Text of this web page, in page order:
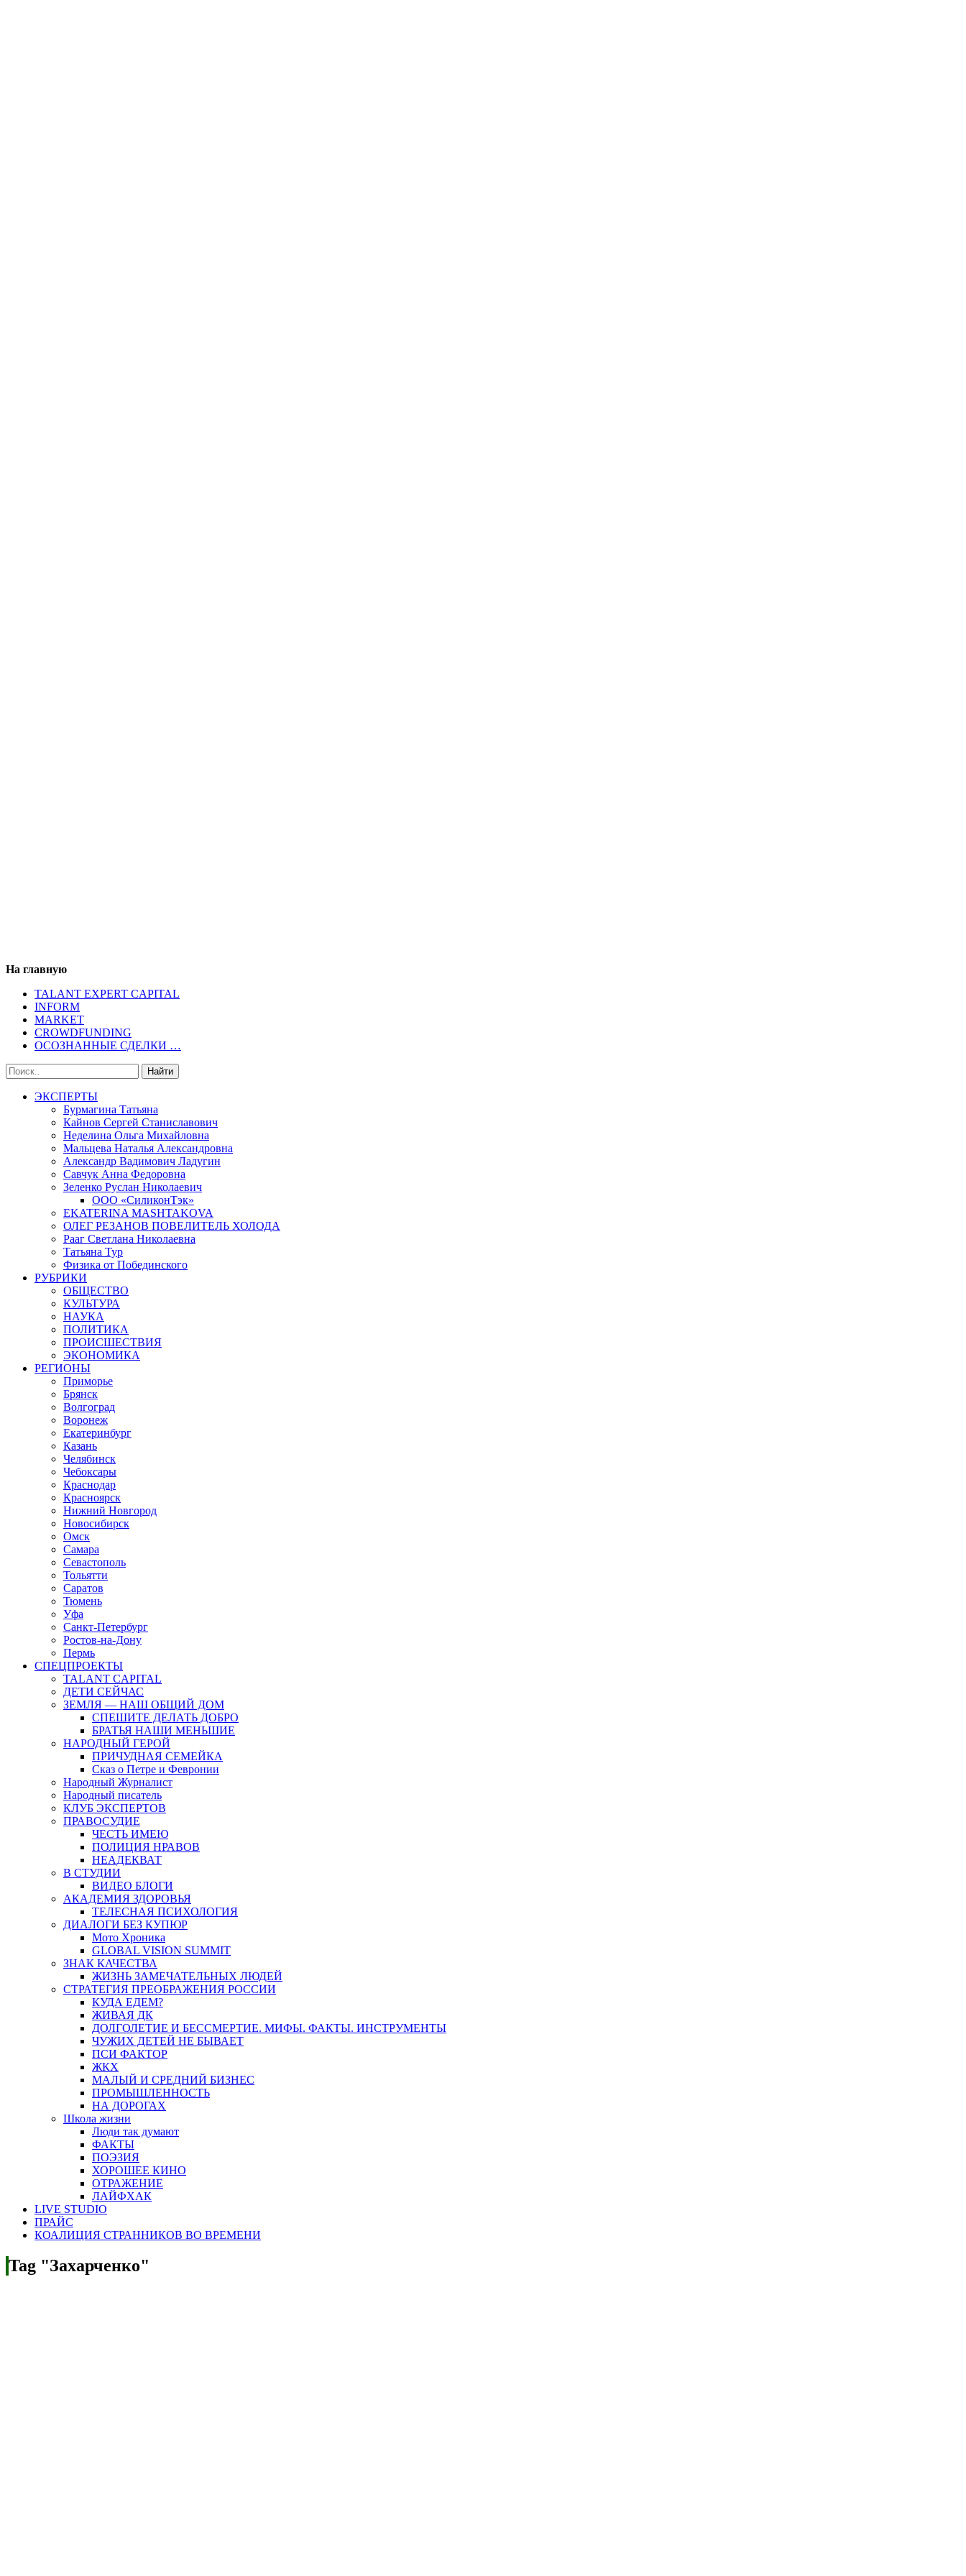
На главную
TALANT EXPERT CAPITAL
INFORM
MARKET
CROWDFUNDING
ОСОЗНАННЫЕ СДЕЛКИ …
ЭКСПЕРТЫ
Бурмагина Татьяна
Кайнов Сергей Станиславович
Неделина Ольга Михайловна
Мальцева Наталья Александровна
Александр Вадимович Ладугин
Савчук Анна Федоровна
Зеленко Руслан Николаевич
ООО «СиликонТэк»
EKATERINA MASHTAKOVA
ОЛЕГ РЕЗАНОВ ПОВЕЛИТЕЛЬ ХОЛОДА
Рааг Светлана Николаевна
Татьяна Тур
Физика от Побединского
РУБРИКИ
ОБЩЕСТВО
КУЛЬТУРА
НАУКА
ПОЛИТИКА
ПРОИСШЕСТВИЯ
ЭКОНОМИКА
РЕГИОНЫ
Приморье
Брянск
Волгоград
Воронеж
Екатеринбург
Казань
Челябинск
Чебоксары
Краснодар
Красноярск
Нижний Новгород
Новосибирск
Омск
Самара
Севастополь
Тольятти
Саратов
Тюмень
Уфа
Санкт-Петербург
Ростов-на-Дону
Пермь
СПЕЦПРОЕКТЫ
TALANT CAPITAL
ДЕТИ СЕЙЧАС
ЗЕМЛЯ — НАШ ОБЩИЙ ДОМ
СПЕШИТЕ ДЕЛАТЬ ДОБРО
БРАТЬЯ НАШИ МЕНЬШИЕ
НАРОДНЫЙ ГЕРОЙ
ПРИЧУДНАЯ СЕМЕЙКА
Сказ о Петре и Февронии
Народный Журналист
Народный писатель
КЛУБ ЭКСПЕРТОВ
ПРАВОСУДИЕ
ЧЕСТЬ ИМЕЮ
ПОЛИЦИЯ НРАВОВ
НЕАДЕКВАТ
В СТУДИИ
ВИДЕО БЛОГИ
АКАДЕМИЯ ЗДОРОВЬЯ
ТЕЛЕСНАЯ ПСИХОЛОГИЯ
ДИАЛОГИ БЕЗ КУПЮР
Мото Хроника
GLOBAL VISION SUMMIT
ЗНАК КАЧЕСТВА
ЖИЗНЬ ЗАМЕЧАТЕЛЬНЫХ ЛЮДЕЙ
СТРАТЕГИЯ ПРЕОБРАЖЕНИЯ РОССИИ
КУДА ЕДЕМ?
ЖИВАЯ ДК
ДОЛГОЛЕТИЕ И БЕССМЕРТИЕ. МИФЫ. ФАКТЫ. ИНСТРУМЕНТЫ
ЧУЖИХ ДЕТЕЙ НЕ БЫВАЕТ
ПСИ ФАКТОР
ЖКХ
МАЛЫЙ И СРЕДНИЙ БИЗНЕС
ПРОМЫШЛЕННОСТЬ
НА ДОРОГАХ
Школа жизни
Люди так думают
ФАКТЫ
ПОЭЗИЯ
ХОРОШЕЕ КИНО
ОТРАЖЕНИЕ
ЛАЙФХАК
LIVE STUDIO
ПРАЙС
КОАЛИЦИЯ СТРАННИКОВ ВО ВРЕМЕНИ
Tag "Захарченко"